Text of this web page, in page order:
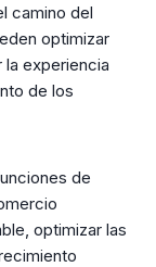
camino del
optimizar
experiencia
de los
de
optimizar las